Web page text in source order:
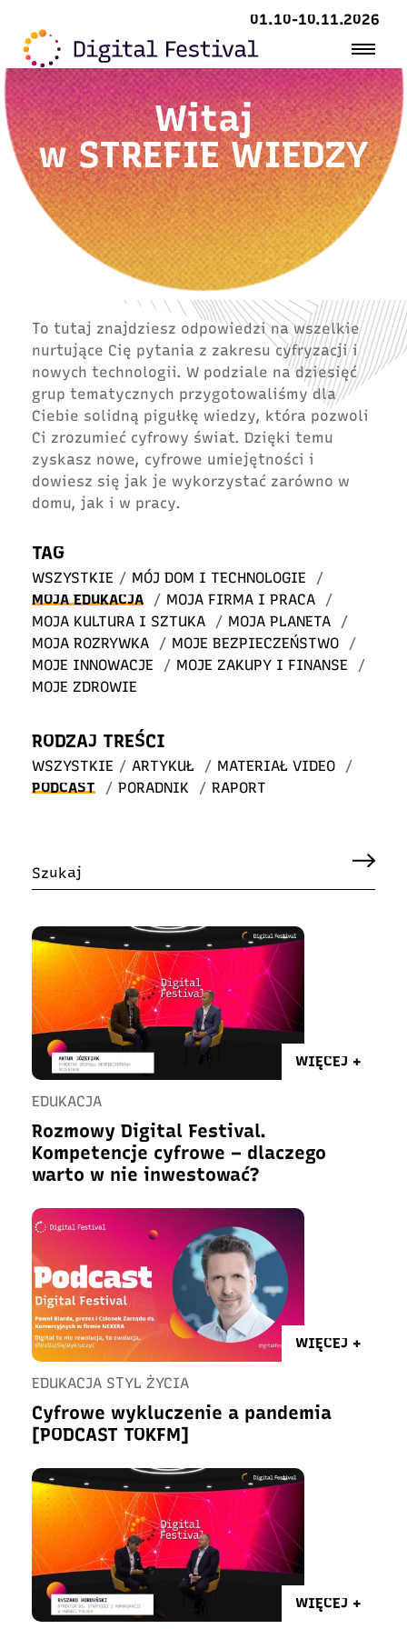
01.10-10.11.2026
Witaj
wSTREFIE WIEDZY
To tutaj znajdziesz odpowiedzi na wszelkie
nurtujące Cię pytania z zakresu cyfryzacji i
nowych technologii. W podziale na dziesięć
grup tematycznych przygotowaliśmy dla
Ciebie solidną pigułkę wiedzy, która pozwoli
Ci zrozumieć cyfrowy świat. Dzięki temu
zyskasz nowe, cyfrowe umiejętności i
dowiesz się jak je wykorzystać zarówno w
domu, jak i w pracy.
TAG
WSZYSTKIE / MÓJ DOM I TECHNOLOGIE
/
MOJA EDUKACJA
/ MOJA FIRMA I PRACA
/
MOJA KULTURA I SZTUKA
/ MOJA PLANETA
/
MOJA ROZRYWKA
/ MOJE BEZPIECZEŃSTWO
/
MOJE INNOWACJE
/ MOJE ZAKUPY I FINANSE
/
MOJE ZDROWIE
RODZAJ TREŚCI
WSZYSTKIE / ARTYKUŁ / MATERIAŁ VIDEO
/
PODCAST
/ PORADNIK / RAPORT
WIĘCEJ +
EDUKACJA
Rozmowy Digital Festival.
Kompetencje cyfrowe – dlaczego
warto w nie inwestować?
WIĘCEJ +
EDUKACJA STYL ŻYCIA
Cyfrowe wykluczenie a pandemia
[PODCAST TOKFM]
WIĘCEJ +